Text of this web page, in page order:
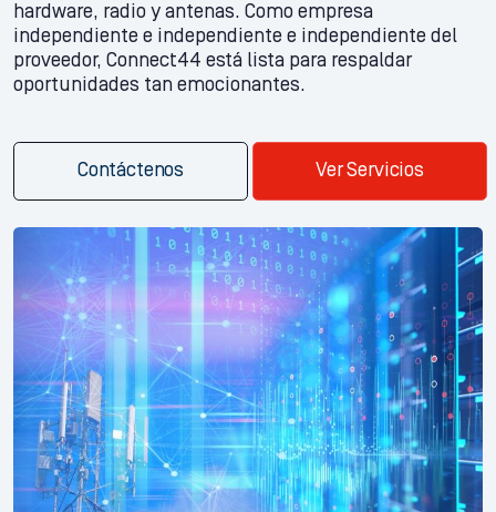
hardware, radio y antenas. Como empresa
independiente e independiente e independiente del
proveedor, Connect44 está lista para respaldar
oportunidades tan emocionantes.
Contáctenos Ver Servicios